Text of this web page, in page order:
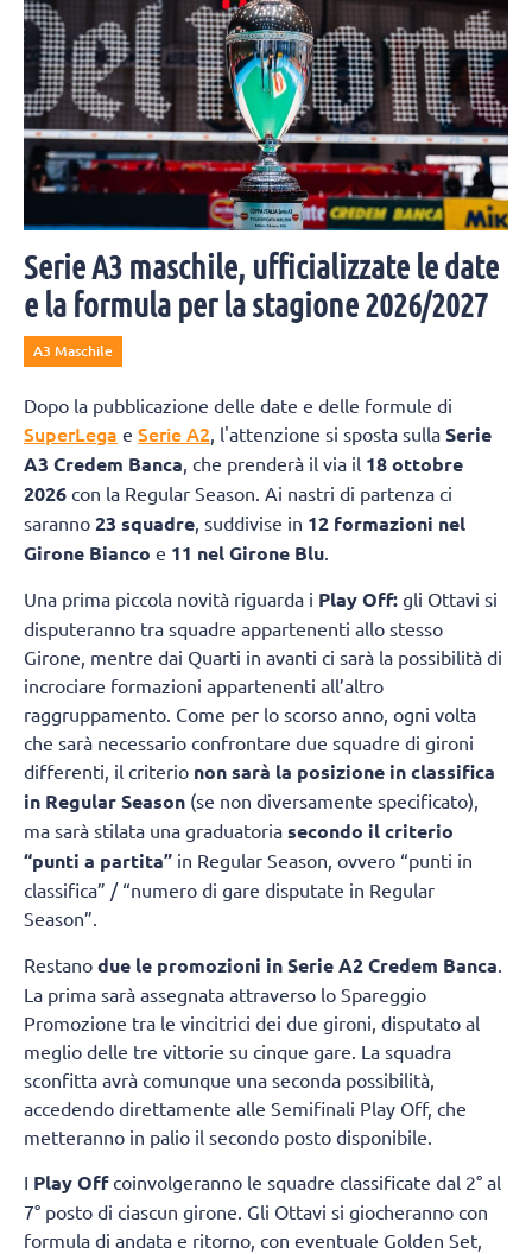
Serie A3 maschile, ufficializzate le date
e la formula per la stagione 2026/2027
A3 Maschile
Dopo la pubblicazione delle date e delle formule di
SuperLega e Serie A2 , l'attenzione si sposta sulla Serie
A3 Credem Banca , che prenderà il via il 18 ottobre
2026 con la Regular Season. Ai nastri di partenza ci
saranno 23 squadre , suddivise in 12 formazioni nel
Girone Bianco e 11 nel Girone Blu
Una prima piccola novità riguarda i Play Off: gli Ottavi si
disputeranno tra squadre appartenenti allo stesso
Girone, mentre dai Quarti in avanti ci sarà la possibilità di
incrociare formazioni appartenenti all’altro
raggruppamento. Come per lo scorso anno, ogni volta
che sarà necessario confrontare due squadre di gironi
differenti, il criterio non sarà la posizione in classifica
in Regular Season (se non diversamente specificato),
ma sarà stilata una graduatoria secondo il criterio
“punti a partita” in Regular Season, ovvero “punti in
classifica” / “numero di gare disputate in Regular
Season”.
Restano due le promozioni in Serie A2 Credem Banca
La prima sarà assegnata attraverso lo Spareggio
Promozione tra le vincitrici dei due gironi, disputato al
meglio delle tre vittorie su cinque gare. La squadra
sconfitta avrà comunque una seconda possibilità,
accedendo direttamente alle Semifinali Play Off, che
metteranno in palio il secondo posto disponibile.
I Play Offcoinvolgeranno le squadre classificate dal 2° al
7° posto di ciascun girone. Gli Ottavi si giocheranno con
formula di andata e ritorno, con eventuale Golden Set,